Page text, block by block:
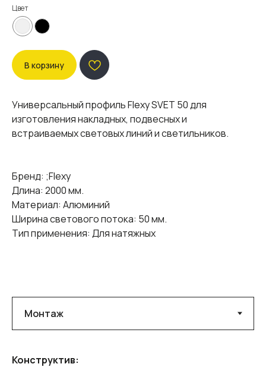
Цвет
В корзину
Универсальный профиль Flexy SVET 50 для
изготовления накладных, подвесных и
встраиваемых световых линий и светильников.
Бренд: ;Flexy
Длина: 2000 мм.
Материал: Алюминий
Ширина светового потока: 50 мм.
Тип применения: Для натяжных
Конструктив: